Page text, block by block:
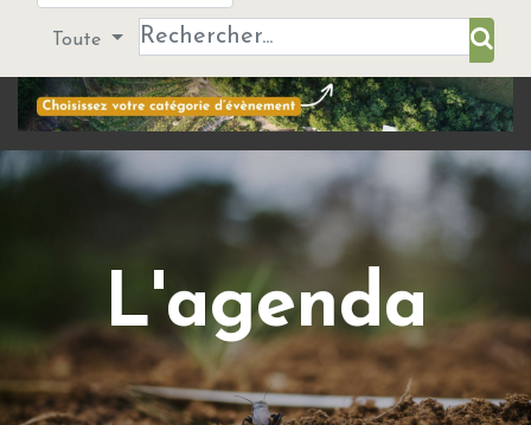
Toute
L'agenda